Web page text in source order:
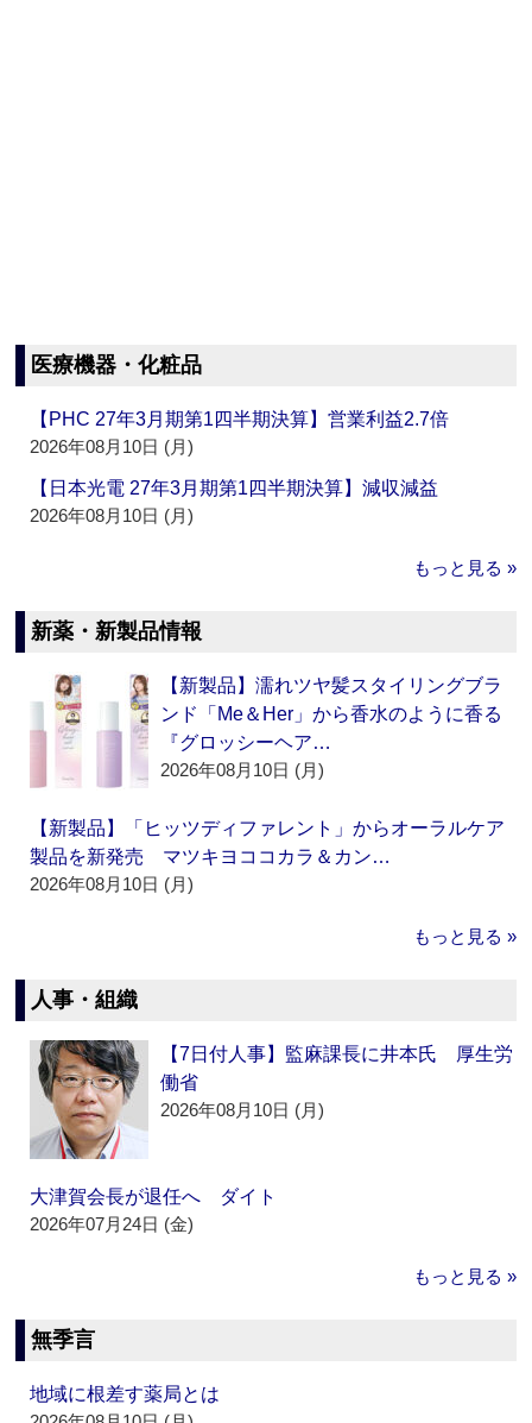
医療機器・化粧品
【PHC 27年3月期第1四半期決算】営業利益2.7倍
2026年08月10日 (月)
【日本光電 27年3月期第1四半期決算】減収減益
2026年08月10日 (月)
もっと見る »
新薬・新製品情報
【新製品】濡れツヤ髪スタイリングブラ
ンド「Me＆Her」から香水のように香る
『グロッシーヘア…
2026年08月10日 (月)
【新製品】「ヒッツディファレント」からオーラルケア
製品を新発売 マツキヨココカラ＆カン…
2026年08月10日 (月)
もっと見る »
人事・組織
【7日付人事】監麻課長に井本氏 厚生労
働省
2026年08月10日 (月)
大津賀会長が退任へ ダイト
2026年07月24日 (金)
もっと見る »
無季言
地域に根差す薬局とは